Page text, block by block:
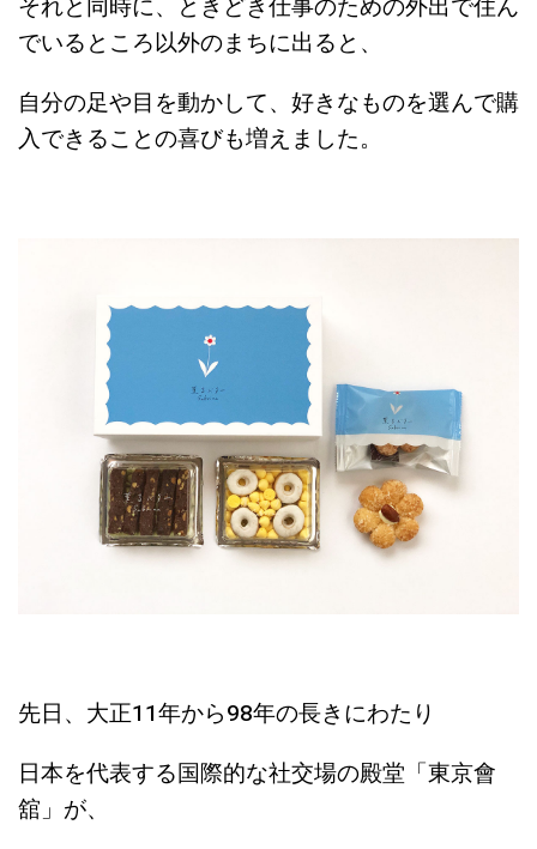
それと同時に、ときどき仕事のための外出で住ん
でいるところ以外のまちに出ると、
自分の足や目を動かして、好きなものを選んで購
入できることの喜びも増えました。
先日、大正11年から98年の長きにわたり
日本を代表する国際的な社交場の殿堂「東京會
舘」が、